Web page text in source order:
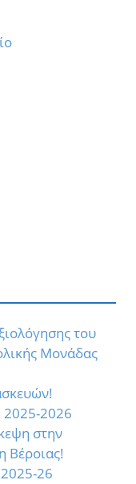
του
Μονάδας
2025-2026
στην
Βέροιας!
2025-26